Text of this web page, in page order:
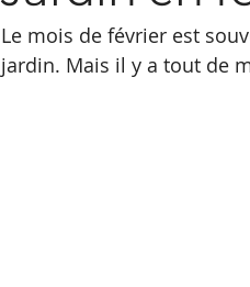
Le mois de février est
jardin. Mais il y a tout de